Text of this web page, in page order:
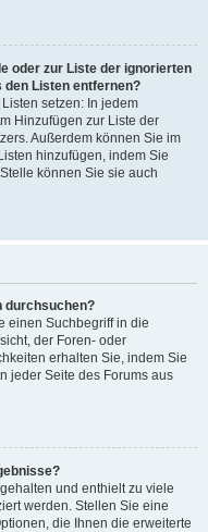
oder zur Liste der ignorierten
den Listen entfernen?
setzen: In jedem
Hinzufügen zur Liste der
Außerdem können Sie im
hinzufügen, indem Sie
können Sie sie auch
durchsuchen?
einen Suchbegriff in die
der Foren- oder
erhalten Sie, indem Sie
jeder Seite des Forums aus
und enthielt zu viele
werden. Stellen Sie eine
die Ihnen die erweiterte